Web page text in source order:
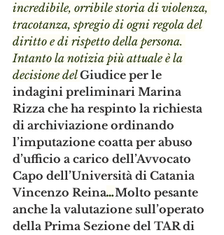
incredibile, orribile storia di violenza,
tracotanza, spregio di ogni regola del
diritto e di rispetto della persona.
Intanto la notizia più attuale è la
decisione del Giudice per le
indagini preliminari Marina
Rizza che ha respinto la richiesta
di archiviazione ordinando
l’imputazione coatta per abuso
d’ufficio a carico dell’Avvocato
Capo dell’Università di Catania
Vincenzo Reina…Molto pesante
anche la valutazione sull’operato
della Prima Sezione del TAR di